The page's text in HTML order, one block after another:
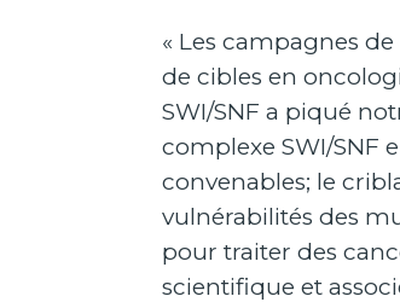
« Les campagnes
de cibles en
SWI/SNF a piqué
complexe SWI/SNF
convenables; le
vulnérabilités des
pour traiter des
scientifique et